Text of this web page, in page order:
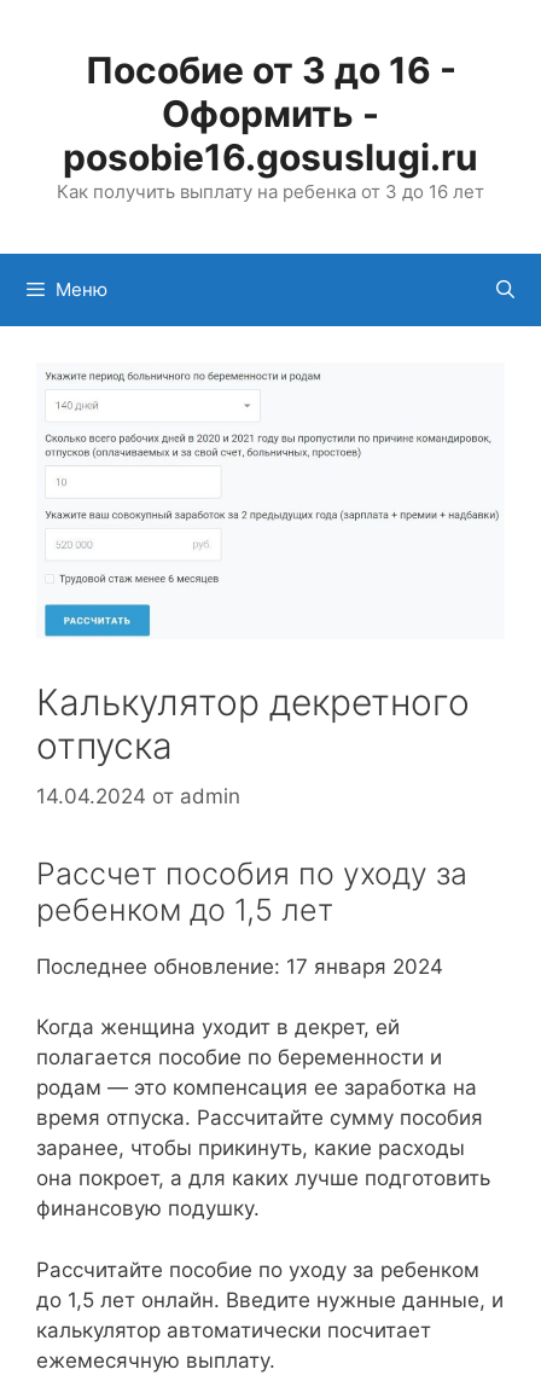
содержимомуПособие от 3 до 16 -
Оформить -
posobie16.gosuslugi.ru
Как получить выплату на ребенка от 3 до 16 лет
Меню
Калькулятор декретного
отпуска
14.04.2024 от admin
Рассчет пособия по уходу за
ребенком до 1,5 лет
Последнее обновление: 17 января 2024
Когда женщина уходит в декрет, ей
полагается пособие по беременности и
родам — это компенсация ее заработка на
время отпуска. Рассчитайте сумму пособия
заранее, чтобы прикинуть, какие расходы
она покроет, а для каких лучше подготовить
финансовую подушку.
Рассчитайте пособие по уходу за ребенком
до 1,5 лет онлайн. Введите нужные данные, и
калькулятор автоматически посчитает
ежемесячную выплату.